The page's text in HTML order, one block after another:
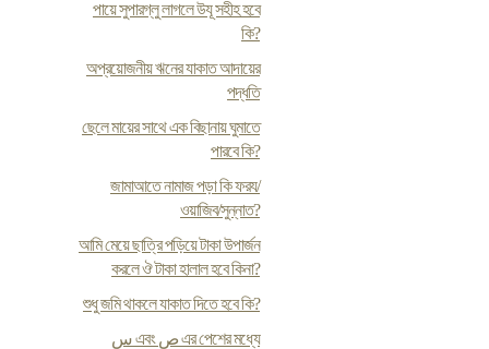
পায়ে সুপারগ্লু লাগলে উযূ সহীহ হবে
কি?
অপ্রয়োজনীয় ঋনের যাকাত আদায়ের
পদ্ধতি
ছেলে মায়ের সাথে এক বিছানায় ঘুমাতে
পারবে কি?
জামাআতে নামাজ পড়া কি ফরয/
ওয়াজিব/সুন্নাত?
আমি মেয়ে ছাত্রি পড়িয়ে টাকা উপার্জন
করলে ঔ টাকা হালাল হবে কিনা?
শুধু জমি থাকলে যাকাত দিতে হবে কি?
س এবং ص এর পেশের মধ্যে